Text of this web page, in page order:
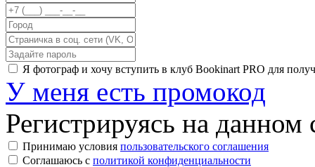
Я фотограф и хочу вступить в клуб Bookinart PRO для
У меня есть промокод
Регистрируясь на данном
Принимаю условия пользовательского соглашения
Соглашаюсь с политикой конфиденциальности